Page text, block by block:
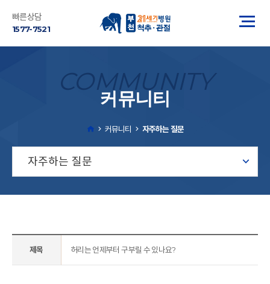
빠른상담
1577-7521
COMMUNITY
커뮤니티
커뮤니티 자주하는 질문
자주하는 질문
제목 허리는 언제부터 구부릴 수 있나요?